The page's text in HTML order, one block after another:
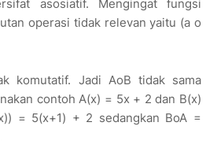
asosiatif. Mengingat fungsi
operasi tidak relevan yaitu (a o
komutatif. Jadi AoB tidak sama
contoh A(x) = 5x + 2 dan B(x)
= 5(x+1) + 2 sedangkan BoA =